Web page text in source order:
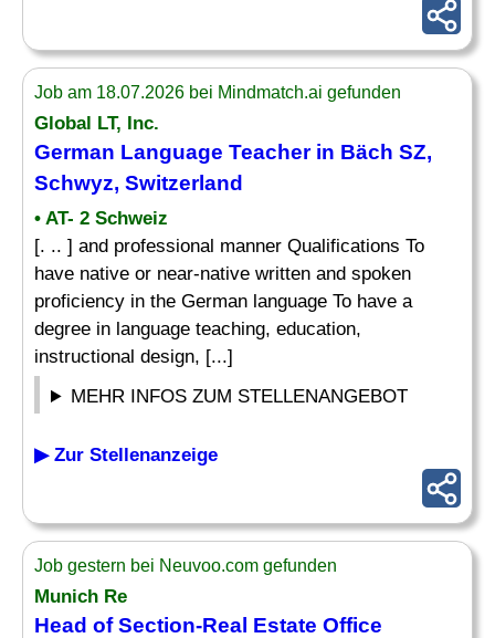
Job am 18.07.2026 bei Mindmatch.ai gefunden
Global LT, Inc.
German Language Teacher in Bäch SZ,
Schwyz, Switzerland
• AT- 2 Schweiz
[. .. ] and professional manner Qualifications To
have native or near-native written and spoken
proficiency in the German language To have a
degree in language teaching, education,
instructional design, [...]
MEHR INFOS ZUM STELLENANGEBOT
▶ Zur Stellenanzeige
Job gestern bei Neuvoo.com gefunden
Munich Re
Head of Section-Real Estate Office